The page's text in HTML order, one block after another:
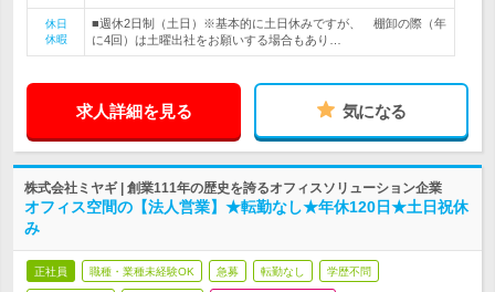
休日
休暇
■週休2日制（土日）※基本的に土日休みですが、 棚卸の際（年
に4回）は土曜出社をお願いする場合もあり…
求人詳細を見る 気になる
株式会社ミヤギ | 創業111年の歴史を誇るオフィスソリューション企業
オフィス空間の【法人営業】★転勤なし★年休120日★土日祝休
み
正社員 職種・業種未経験OK 急募 転勤なし 学歴不問